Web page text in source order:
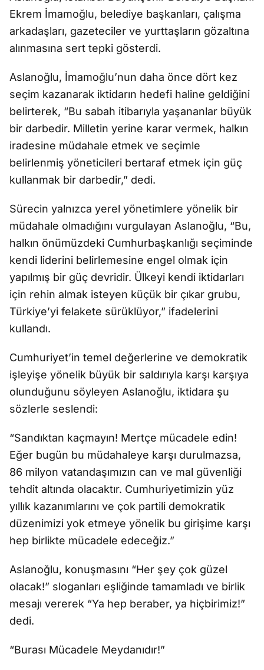
Ekrem İmamoğlu, belediye başkanları, çalışma
arkadaşları, gazeteciler ve yurttaşların gözaltına
alınmasına sert tepki gösterdi.
Aslanoğlu, İmamoğlu’nun daha önce dört kez
seçim kazanarak iktidarın hedefi haline geldiğini
belirterek, “Bu sabah itibarıyla yaşananlar büyük
bir darbedir. Milletin yerine karar vermek, halkın
iradesine müdahale etmek ve seçimle
belirlenmiş yöneticileri bertaraf etmek için güç
kullanmak bir darbedir,” dedi.
Sürecin yalnızca yerel yönetimlere yönelik bir
müdahale olmadığını vurgulayan Aslanoğlu, “Bu,
halkın önümüzdeki Cumhurbaşkanlığı seçiminde
kendi liderini belirlemesine engel olmak için
yapılmış bir güç devridir. Ülkeyi kendi iktidarları
için rehin almak isteyen küçük bir çıkar grubu,
Türkiye’yi felakete sürüklüyor,” ifadelerini
kullandı.
Cumhuriyet’in temel değerlerine ve demokratik
işleyişe yönelik büyük bir saldırıyla karşı karşıya
olunduğunu söyleyen Aslanoğlu, iktidara şu
sözlerle seslendi:
“Sandıktan kaçmayın! Mertçe mücadele edin!
Eğer bugün bu müdahaleye karşı durulmazsa,
86 milyon vatandaşımızın can ve mal güvenliği
tehdit altında olacaktır. Cumhuriyetimizin yüz
yıllık kazanımlarını ve çok partili demokratik
düzenimizi yok etmeye yönelik bu girişime karşı
hep birlikte mücadele edeceğiz.”
Aslanoğlu, konuşmasını “Her şey çok güzel
olacak!” sloganları eşliğinde tamamladı ve birlik
mesajı vererek “Ya hep beraber, ya hiçbirimiz!”
dedi.
“Burası Mücadele Meydanıdır!”